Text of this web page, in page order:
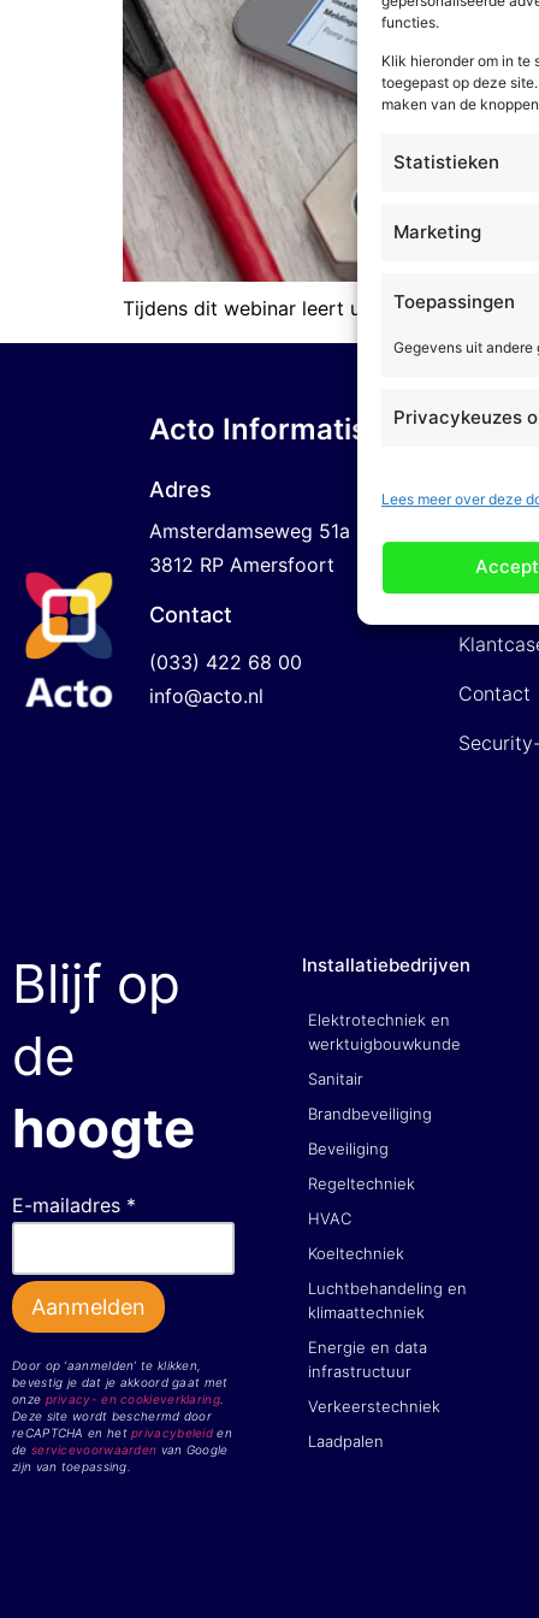
functies.
Klik hieronder om in
toegepast op deze
maken van de
Statistieken
Marketing
Toepassingen
Gegevens uit
Privacykeuzes
Lees meer over deze
Tijdens dit webinar leert u in een half uur
Acto Informatisering B.V.
Adres
Amsterdamseweg 51a
3812 RP Amersfoort
Contact
(033) 422 68 00
info@acto.nl
Over
De
Werken
Contact
Blijf op
de
hoogte
E-mailadres *
Door op ‘aanmelden’ te klikken,
bevestig je dat je akkoord gaat met
onze privacy- en cookieverklaring.
Deze site wordt beschermd door
reCAPTCHA en hetprivacybeleid en
de servicevoorwaarden van Google
zijn van toepassing.
Installatiebedrijven
Elektrotechniek en
werktuigbouwkunde
Sanitair
Brandbeveiliging
Beveiliging
Regeltechniek
HVAC
Koeltechniek
Luchtbehandeling en
klimaattechniek
Energie en data
infrastructuur
Verkeerstechniek
Laadpalen